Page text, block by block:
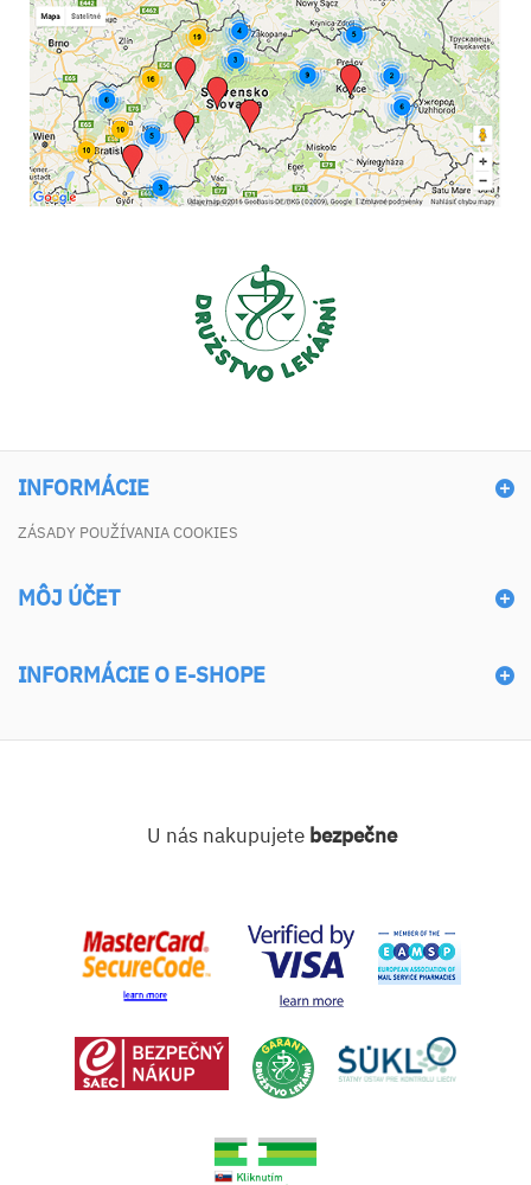
INFORMÁCIE
ZÁSADY POUŽÍVANIA COOKIES
MÔJ ÚČET
INFORMÁCIE O E-SHOPE
U nás nakupujete bezpečne